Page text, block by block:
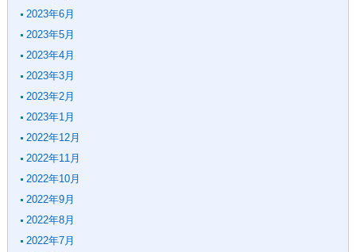
2023年6月
2023年5月
2023年4月
2023年3月
2023年2月
2023年1月
2022年12月
2022年11月
2022年10月
2022年9月
2022年8月
2022年7月